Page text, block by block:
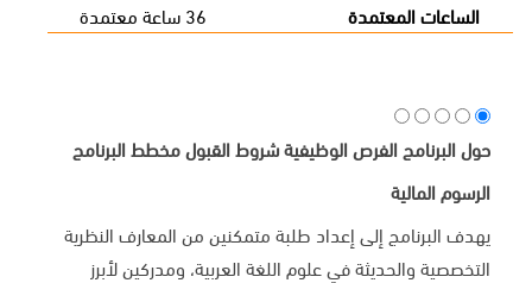
الساعات المعتمدة
36 ساعة معتمدة
حول البرنامج الفرص الوظيفيةشروط القبولمخطط البرنامج
الرسوم المالية
يهدف البرنامج إلى إعداد طلبة متمكنين من المعارف النظرية
التخصصية والحديثة في علوم اللغة العربية، ومدركين لأبرز